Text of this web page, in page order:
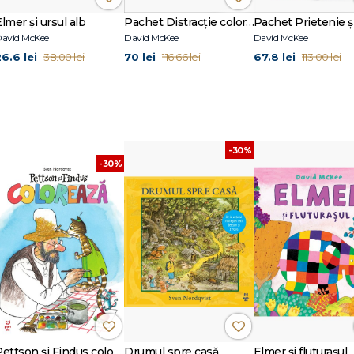
cu petice în toate culorile curcubeului, care ne arată că a fi unic este
elefantul multicolor, este mereu gata să-si ajute prietenii.
și zâmbete tuturor celor din jur.
aventuri, pentru că știe din fiecare mai învață ceva.
și ursul alb
McKee
lei 38.00 lei
Pachet Distracție colorată
David McKee
70 lei 116.66 lei
David McKee
67.8 lei 113.00 lei
-30%
-30%